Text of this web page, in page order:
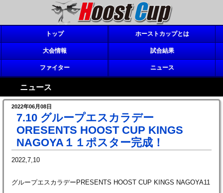
トップ ホーストカップとは
大会情報 試合結果
ファイター ニュース
ニュース
2022年06月08日
7.10 グループエスカラデー
ORESENTS HOOST CUP KINGS
NAGOYA１１ポスター完成！
2022,7,10
グループエスカラデーPRESENTS HOOST CUP KINGS NAGOYA11